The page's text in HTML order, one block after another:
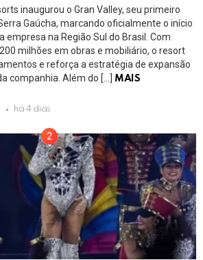
inaugurou o Gran Valley, seu primeiro
Gaúcha, marcando oficialmente o início
empresa na Região Sul do Brasil. Com
milhões em obras e mobiliário, o resort
e reforça a estratégia de expansão
companhia. Além do […]
MAIS
há 4 dias